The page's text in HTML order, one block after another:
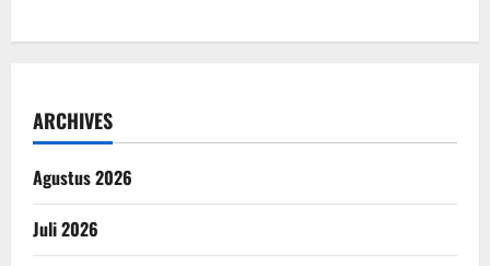
ARCHIVES
Agustus 2026
Juli 2026